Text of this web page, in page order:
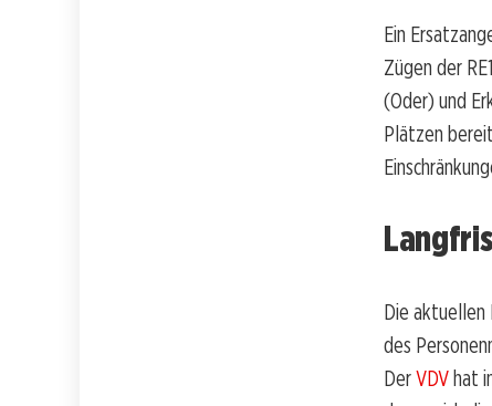
Ein
Zügen der
(Oder) und
Plätzen
Die aktuellen
des
DerVDVhat